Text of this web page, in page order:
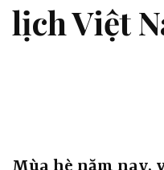
lịch Việt